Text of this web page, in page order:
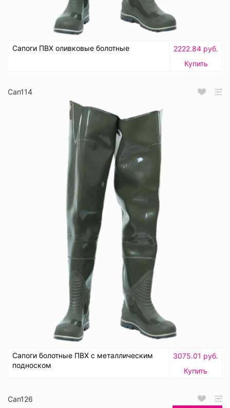
Сапоги ПВХ оливковые болотные
2222.84 руб.
Купить
Сап114
Сапоги болотные ПВХ с металлическим
подноском
3075.01 руб.
Купить
Сап126